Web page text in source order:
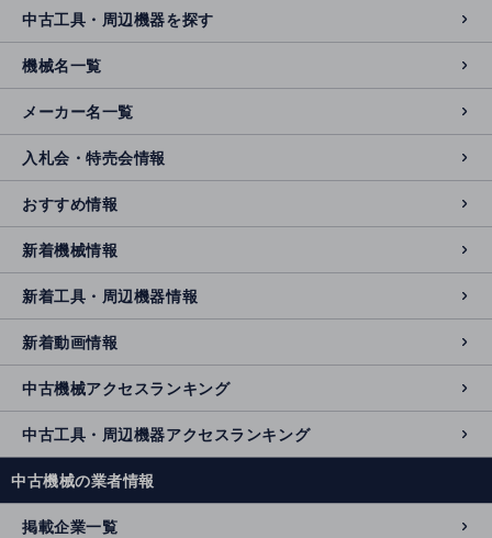
中古工具・周辺機器を探す
機械名一覧
メーカー名一覧
入札会・特売会情報
おすすめ情報
新着機械情報
新着工具・周辺機器情報
新着動画情報
中古機械アクセスランキング
中古工具・周辺機器アクセスランキング
中古機械の業者情報
掲載企業一覧